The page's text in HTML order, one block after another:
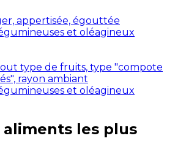
appertisée, égouttée
et oléagineux
type de fruits, type "compote
rayon ambiant
et oléagineux
aliments les plus